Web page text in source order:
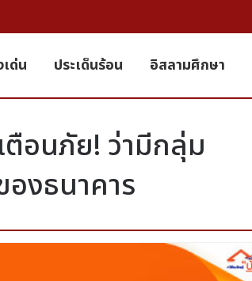
เด่น ประเด็นร้อน อิสลามศึกษา
ตือนภัย! ว่ามีกลุ่ม
งธนาคาร